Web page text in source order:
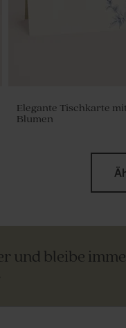
Elegante Tischkarte
Blumen
und bleibe